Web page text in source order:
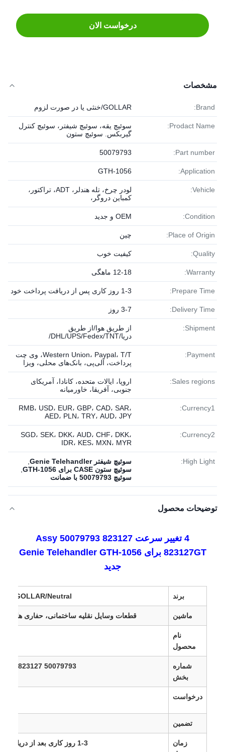
درخواست الان
مشخصات
Brand: GOLLAR/خنثی یا در صورت لزوم
Prodact Name:
سوئیچ یقه، سوئیچ شیفتر، سوئیچ کنترل
گیربکس. سوئیچ ستون
Part number:
50079793
Application:
GTH-1056
Vehicle:
لودر چرخ، تله هندلر، ADT، تراکتور،
کمباین دروگر،
Condition: OEM و جدید
Place of Origin: چین
Quality: کیفیت خوب
Warranty: 12-18 ماهگی
Prepare Time: 1-3 روز کاری پس از دریافت پرداخت خود
Delivery Time: 3-7 روز
Shipment:
از طریق هوا/از طریق
دریا/DHL/UPS/Fedex/TNT/
Payment:
Western Union، Paypal، T/T، وی چت
پرداخت، آلی‌پی، بانک‌های محلی، ویزا
Sales regions:
اروپا، ایالات متحده، کانادا، آمریکای
جنوبی، آفریقا، خاورمیانه
Currency1:
RMB، USD، EUR، GBP، CAD، SAR،
AED، PLN، TRY، AUD، JPY
Currency2:
SGD، SEK، DKK، AUD، CHF، DKK،
IDR، KES، MXN، MYR
High Light: سوئیچ شیفتر Genie Telehandler
سوئیچ ستون CASE برای GTH-1056
سوئیچ 50079793 با ضمانت
توضیحات محصول
4 تغییر سرعت Assy 50079793 823127
823127GT برای Genie Telehandler GTH-1056
جدید
برند GOLLAR/Neutral یا طبق نیاز
ماشین قطعات وسایل نقلیه ساختمانی، حفاری ها و
نام
محصول
شماره
بخش
50079793 823127 823127GT
درخواست
تضمین
زمان
1-3 روز کاری بعد از دریافت پرداخت